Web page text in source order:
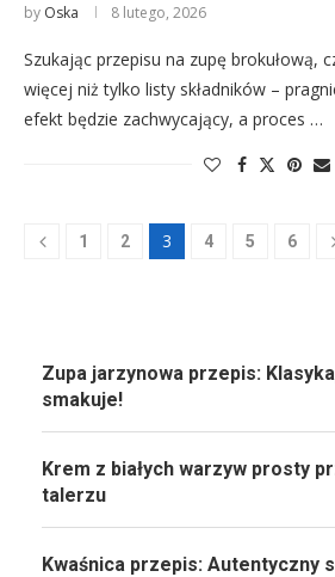
by Oska 8 lutego, 2026
Szukając przepisu na zupę brokułową,
więcej niż tylko listy składników –
efekt będzie zachwycający, a proces …
1 2 3 4 5 6
Zupa jarzynowa przepis:
smakuje!
Krem z białych warzyw prosty
talerzu
Kwaśnica przepis: Autentyczny